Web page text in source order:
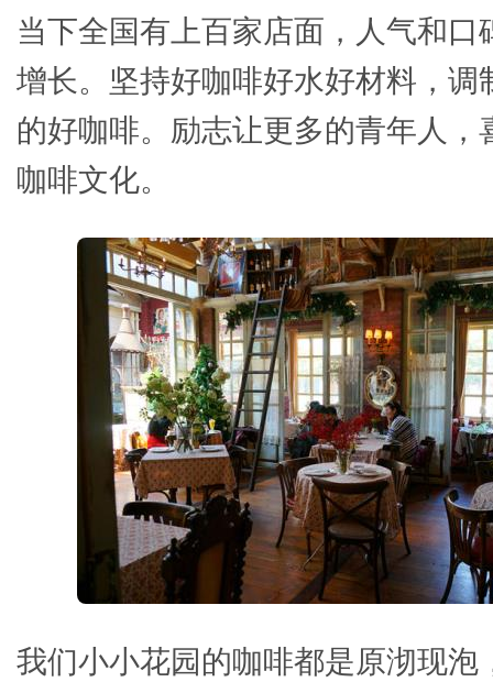
当下全国有上百家店面，人气和口
增长。坚持好咖啡好水好材料，调
的好咖啡。励志让更多的青年人，
咖啡文化。
我们小小花园的咖啡都是原沏现泡